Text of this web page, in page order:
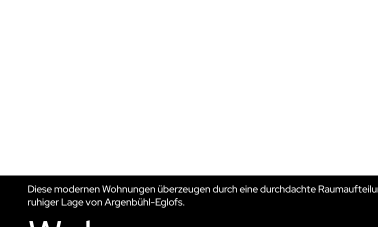
Diese modernen Wohnungen überzeugen durch eine durchdachte
ruhiger Lage von Argenbühl-Eglofs.